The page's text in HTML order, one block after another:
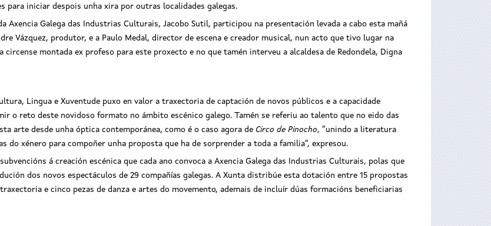
para iniciar despois unha xira por outras localidades galegas.
Axencia Galega das Industrias Culturais, Jacobo Sutil, participou na presentación levada a cabo esta mañá
Vázquez, produtor, e a Paulo Medal, director de escena e creador musical, nun acto que tivo lugar na
circense montada ex profeso para este proxecto e no que tamén interveu a alcaldesa de Redondela, Digna
Lingua e Xuventude puxo en valor a traxectoria de captación de novos públicos e a capacidade
o reto deste novidoso formato no ámbito escénico galego. Tamén se referiu ao talento que no eido das
arte desde unha óptica contemporánea, como é o caso agora de Circo de Pinocho, “unindo a literatura
xénero para compoñer unha proposta que ha de sorprender a toda a familia”, expresou.
á creación escénica que cada ano convoca a Axencia Galega das Industrias Culturais, polas que
dos novos espectáculos de 29 compañías galegas. A Xunta distribúe esta dotación entre 15 propostas
e cinco pezas de danza e artes do movemento, ademais de incluír dúas formacións beneficiarias